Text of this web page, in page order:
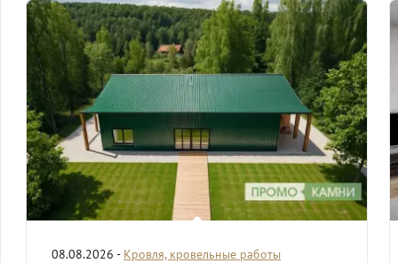
08.08.2026 - Кровля, кровельные работы